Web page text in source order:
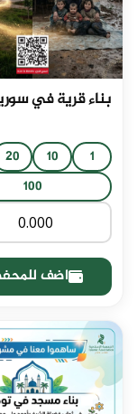
بناء قرية في
1
10
20
100
اضف